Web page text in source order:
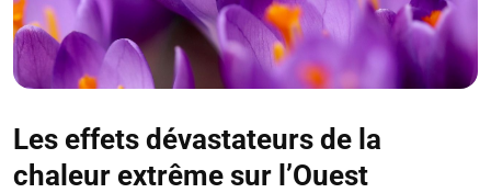
Les effets dévastateurs de la
chaleur extrême sur l’Ouest